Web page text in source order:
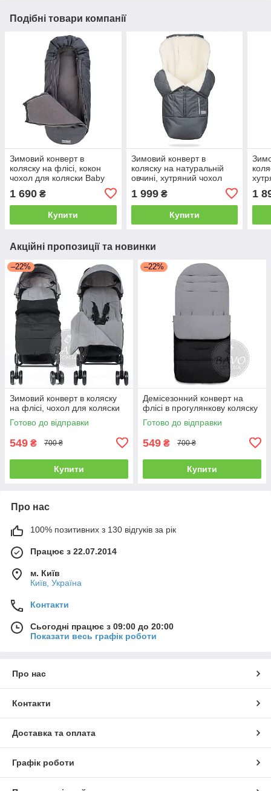
Подібні товари компанії
Зимовий конверт в
коляску на флісі, кокон
чохол для коляски Baby
1 690 ₴
Купити
Зимовий конверт в
коляску на натуральній
овчині, хутряний чохол
для коляски Trend сірий
1 999₴
Купити
1
Акційні пропозиції та новинки
–22%
Зимовий конверт в коляску
на флісі, чохол для коляски
Готово до відправки
549 ₴ 700 ₴
Купити
–22%
Демісезонний конверт на
флісі в прогулянкову коляску
Готово до відправки
549 ₴ 700 ₴
Купити
Про нас
100% позитивних з 130 відгуків за рік
Працює з 22.07.2014
м. Київ
Київ, Україна
Контакти
Сьогодні працює з 09:00 до 20:00
Показати весь графік роботи
Про нас
Контакти
Доставка та оплата
Графік роботи